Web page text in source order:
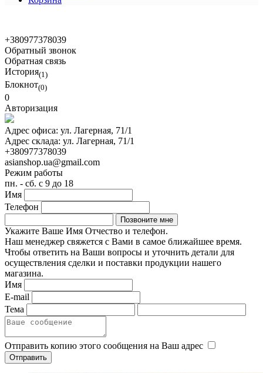
+380977378039
Обратный звонок
Обратная связь
История(1)
Блокнот(0)
0
Авторизация
Адрес офиса: ул. Лагерная, 71/1
Адрес склада: ул. Лагерная, 71/1
+380977378039
asianshop.ua@gmail.com
Режим работы
пн. - сб. с 9 до 18
Имя
Телефон
Укажите Ваше Имя Отчество и телефон.
Наш менеджер свяжется с Вами в самое ближайшее время.
Чтобы ответить на Ваши вопросы и уточнить детали для
осуществления сделки и поставки продукции нашего
магазина.
Имя
E-mail
Тема
Отправить копию этого сообщения на Ваш адрес